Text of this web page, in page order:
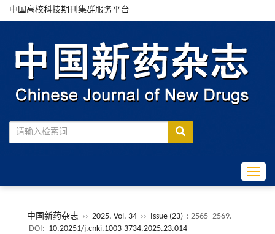
中国高校科技期刊集群服务平台
中国新药杂志 ›› 2025, Vol. 34 ›› Issue (23) : 2565 -2569.
DOI: 10.20251/j.cnki.1003-3734.2025.23.014